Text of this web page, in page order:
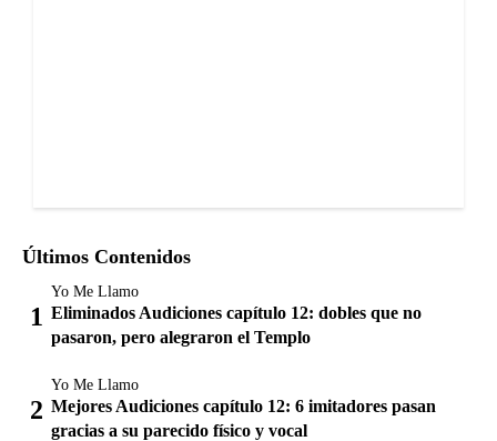
Últimos Contenidos
Yo Me Llamo
Eliminados Audiciones capítulo 12: dobles que no
pasaron, pero alegraron el Templo
Yo Me Llamo
Mejores Audiciones capítulo 12: 6 imitadores pasan
gracias a su parecido físico y vocal